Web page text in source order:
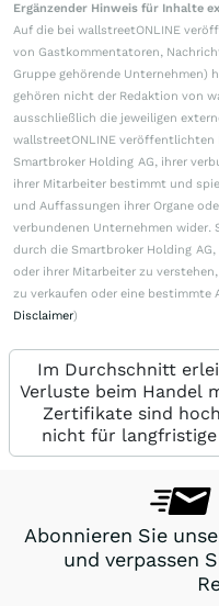
Ergänzender Hinweis für Inhalte
Auf die bei wallstreetONLINE
von Gastkommentatoren,
Gruppe gehörende Unternehmen)
gehören nicht der Redaktion von
ausschließlich die jeweiligen
wallstreetONLINE
Smartbroker Holding AG, ihrer
ihrer Mitarbeiter bestimmt und
und Auffassungen ihrer Organe
verbundenen Unternehmen
durch die Smartbroker Holding
oder ihrer Mitarbeiter zu
zu verkaufen oder eine bestimmte
Disclaimer)
Im Durchschnitt
Verluste beim Handel
Zertifikate sind
nicht für langfristige
Abonnieren Sie
und verpassen